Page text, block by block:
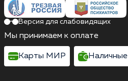
Версия для слабовидящих
Мы принимаем к оплате
Карты МИР Наличные